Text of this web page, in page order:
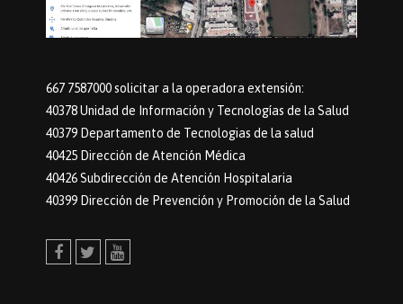
667 7587000 solicitar a la operadora extensión:
40378 Unidad de Información y Tecnologías de la Salud
40379 Departamento de Tecnologias de la salud
40425 Dirección de Atención Médica
40426 Subdirección de Atención Hospitalaria
40399 Dirección de Prevención y Promoción de la Salud